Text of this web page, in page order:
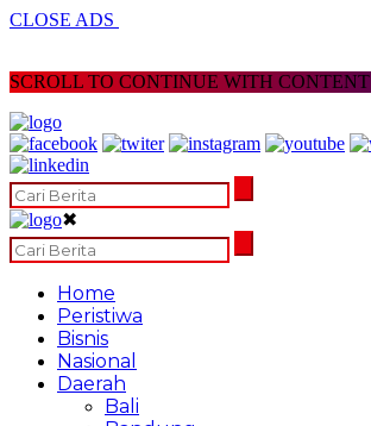
CLOSE ADS
SCROLL TO CONTINUE WITH CONTENT
✖
Home
Peristiwa
Bisnis
Nasional
Daerah
Bali